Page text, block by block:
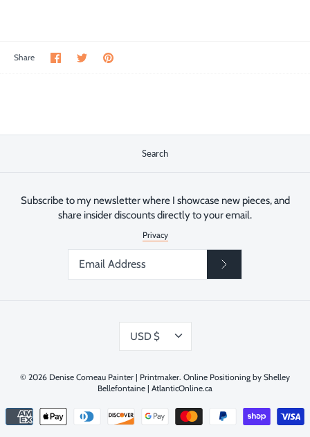
Share
Share
on
SharePin
Search
Subscribe to my newsletter where I showcase new pieces, and
share insider discounts directly to your email.
Privacy
Currency
USD $
© 2026 Denise Comeau Painter | Printmaker. Online Positioning by Shelley
Bellefontaine | AtlanticOnline.ca